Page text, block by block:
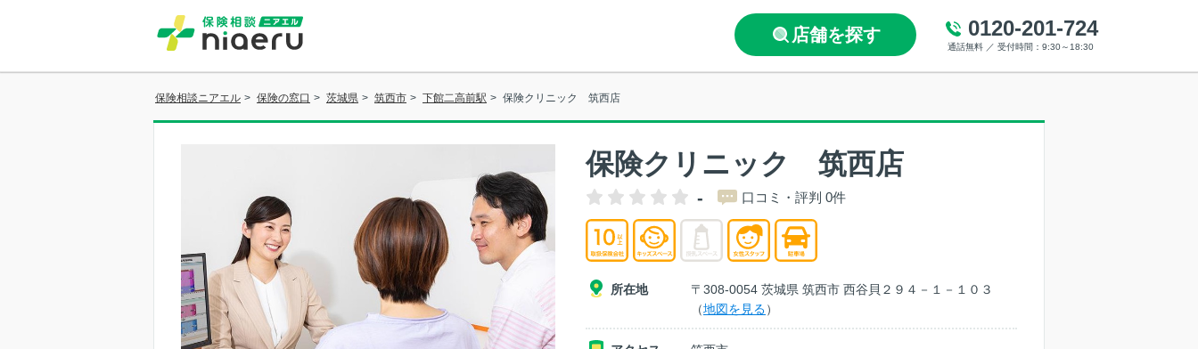
店舗を探す 0120-201-724
通話無料 ／ 受付時間：9:30～18:30
保険相談ニアエル > 保険の窓口 > 茨城県 > 筑西市 > 下館二高前駅 > 保険クリニック 筑西店
保険クリニック 筑西店
- 口コミ・評判 0件
所在地
〒308-0054 茨城県 筑西市 西谷貝２９４－１－１０３
（地図を見る）